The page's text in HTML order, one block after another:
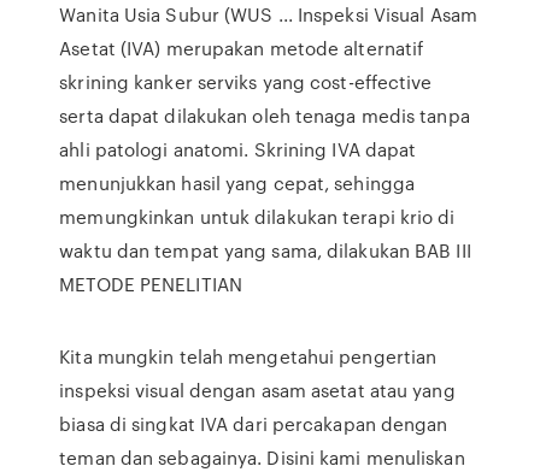
Wanita Usia Subur (WUS ... Inspeksi Visual Asam
Asetat (IVA) merupakan metode alternatif
skrining kanker serviks yang cost-effective
serta dapat dilakukan oleh tenaga medis tanpa
ahli patologi anatomi. Skrining IVA dapat
menunjukkan hasil yang cepat, sehingga
memungkinkan untuk dilakukan terapi krio di
waktu dan tempat yang sama, dilakukan BAB III
METODE PENELITIAN
Kita mungkin telah mengetahui pengertian
inspeksi visual dengan asam asetat atau yang
biasa di singkat IVA dari percakapan dengan
teman dan sebagainya. Disini kami menuliskan